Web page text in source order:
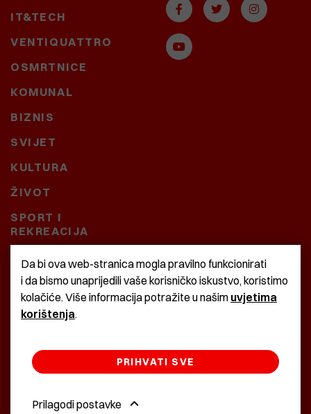
IT&TECH
VENTIQUATTRO
OSMRTNICE
KOMUNAL
BIZNIS
SVIJET
KULTURA
ŽIVOT
SPORT I
REKREACIJA
CRNA KRONIKA
BAŠTARDINI I PRAVI
KRASNA ZEMLJA
Da bi ova web-stranica mogla pravilno funkcionirati
i da bismo unaprijedili vaše korisničko iskustvo, koristimo
kolačiće. Više informacija potražite u našim uvjetima
korištenja.
Prilagodi postavke
PRIHVATI SVE